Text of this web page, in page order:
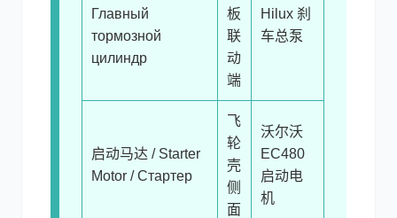
Главный
тормозной
цилиндр
板
联
动
端
Hilux 刹
车总泵
启动马达 / Starter
Motor / Стартер
飞
轮
壳
侧
面
沃尔沃
EC480
启动电
机